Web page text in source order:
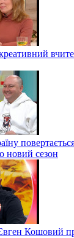
новий сезон
Кошовий